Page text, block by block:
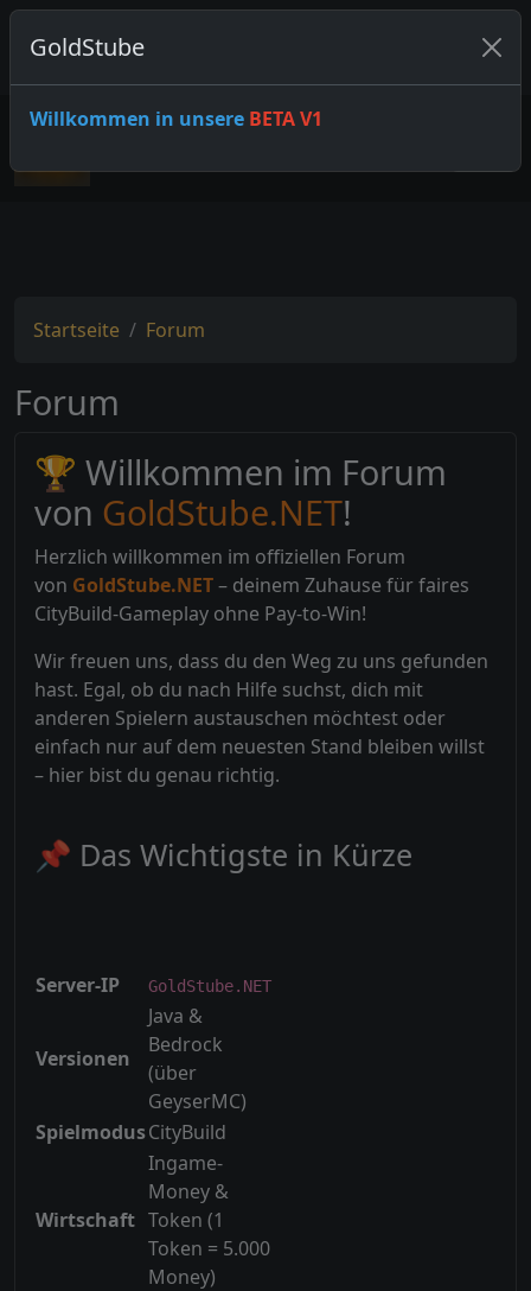
0 ONLINE-SPIELER
Startseite Forum
Forum
🏆 Willkommen im Forum
von GoldStube.NET!
Herzlich willkommen im offiziellen Forum
von GoldStube.NET– deinem Zuhause für faires
CityBuild-Gameplay ohne Pay-to-Win!
Wir freuen uns, dass du den Weg zu uns gefunden
hast. Egal, ob du nach Hilfe suchst, dich mit
anderen Spielern austauschen möchtest oder
einfach nur auf dem neuesten Stand bleiben willst
– hier bist du genau richtig.
📌 Das Wichtigste in Kürze
Server-IP GoldStube.NET
Versionen
Java &
Bedrock
(über
GeyserMC)
SpielmodusCityBuild
Wirtschaft
Ingame-
Money &
Token (1
Token = 5.000
Money)
GoldStube
Willkommen in unsere BETA V1